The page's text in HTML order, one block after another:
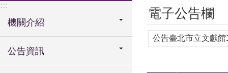
:::
機關介紹
公告資訊
電子公告欄
公告臺北市立文獻